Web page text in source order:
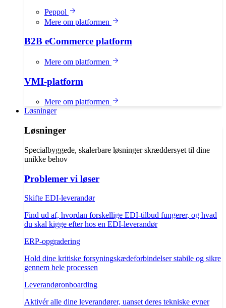
Peppol
Mere om platformen
B2B eCommerce platform
Mere om platformen
VMI-platform
Mere om platformen
Løsninger
Løsninger
Specialbyggede, skalerbare løsninger skræddersyet til dine
unikke behov
Problemer vi løser
Skifte EDI-leverandør
Find ud af, hvordan forskellige EDI-tilbud fungerer, og hvad
du skal kigge efter hos en EDI-leverandør
ERP-opgradering
Hold dine kritiske forsyningskædeforbindelser stabile og sikre
gennem hele processen
Leverandøronboarding
Aktivér alle dine leverandører, uanset deres tekniske evner